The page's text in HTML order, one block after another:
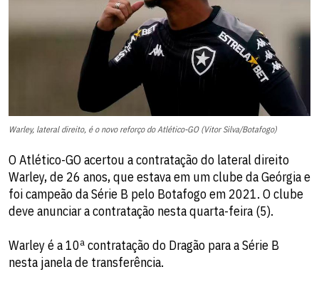
Warley, lateral direito, é o novo reforço do Atlético-GO (Vitor Silva/Botafogo)
O Atlético-GO acertou a contratação do lateral direito
Warley, de 26 anos, que estava em um clube da Geórgia e
foi campeão da Série B pelo Botafogo em 2021. O clube
deve anunciar a contratação nesta quarta-feira (5).
Warley é a 10ª contratação do Dragão para a Série B
nesta janela de transferência.